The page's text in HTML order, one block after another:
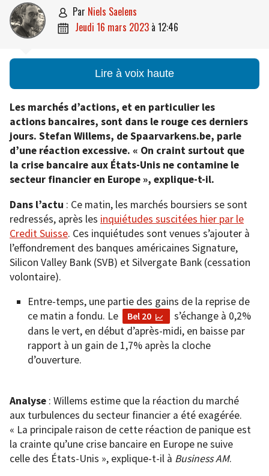
 par Niels Saelens
 jeudi 16 mars 2023 à 12:46
Lire à voix haute
Les marchés d’actions, et en particulier les
actions bancaires, sont dans le rouge ces derniers
jours. Stefan Willems, de Spaarvarkens.be, parle
d’une réaction excessive. « On craint surtout que
la crise bancaire aux États-Unis ne contamine le
secteur financier en Europe », explique-t-il.
Dans l’actu : Ce matin, les marchés boursiers se sont
redressés, après les inquiétudes suscitées hier par le
Credit Suisse. Ces inquiétudes sont venues s’ajouter à
l’effondrement des banques américaines Signature,
Silicon Valley Bank (SVB) et Silvergate Bank (cessation
volontaire).
Entre-temps, une partie des gains de la reprise de
ce matin a fondu. Le
Bel 20
s’échange à 0,2%
dans le vert, en début d’après-midi, en baisse par
rapport à un gain de 1,7% après la cloche
d’ouverture.
Analyse : Willems estime que la réaction du marché
aux turbulences du secteur financier a été exagérée.
« La principale raison de cette réaction de panique est
la crainte qu’une crise bancaire en Europe ne suive
celle des États-Unis », explique-t-il à Business AM.